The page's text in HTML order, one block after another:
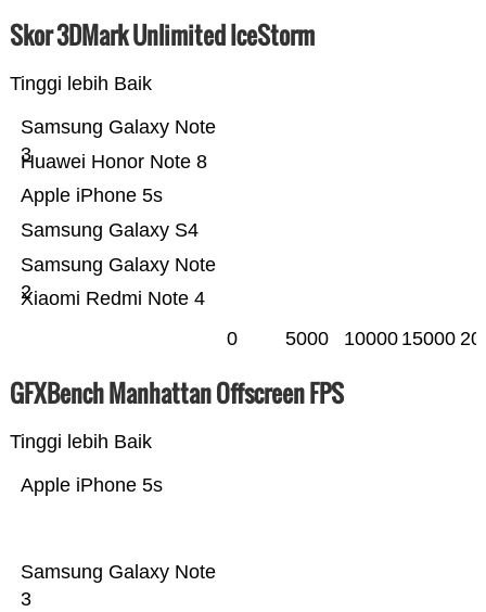
Skor 3DMark Unlimited IceStorm
Tinggi lebih Baik
Xiaomi Redmi Note 4
Samsung Galaxy Note
2
Samsung Galaxy S4
Apple iPhone 5s
Huawei Honor Note 8
Samsung Galaxy Note
3
0 5000 10000 15000
GFXBench Manhattan Offscreen FPS
Tinggi lebih Baik
Samsung Galaxy Note
3
Apple iPhone 5s